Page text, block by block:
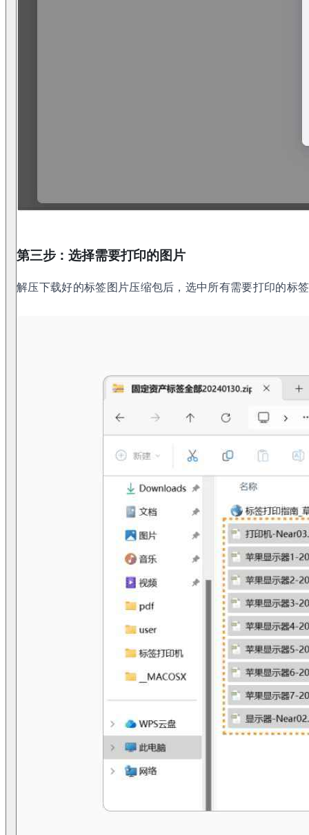
第三步：选择需要打印的图片
解压下载好的标签图片压缩包后，选中所有需要打印的标